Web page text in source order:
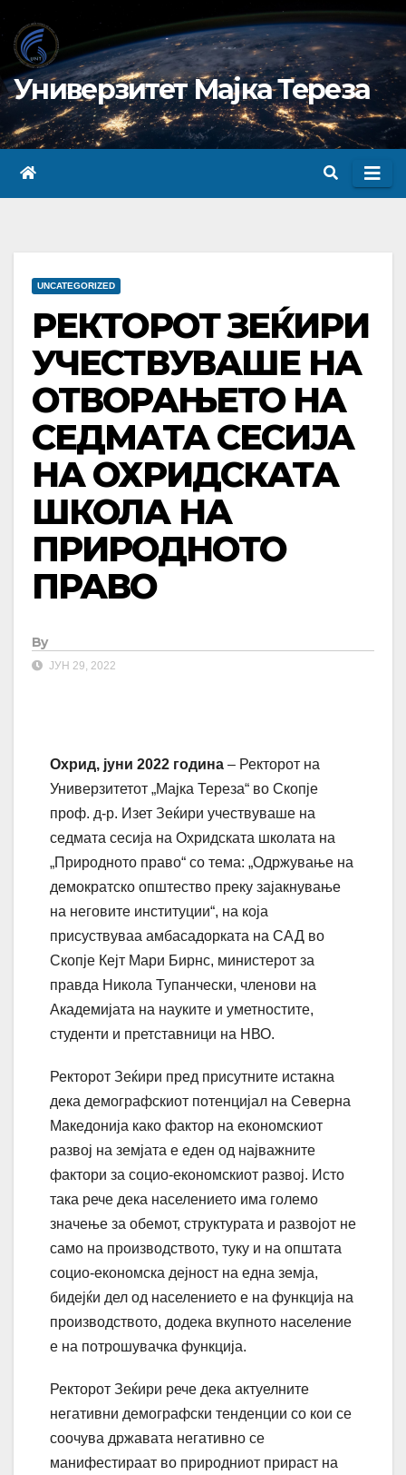
to
content
Универзитет Мајка Тереза
UNCATEGORIZED
РЕКТОРОТ ЗЕЌИРИ
УЧЕСТВУВАШЕ НА
ОТВОРАЊЕТО НА
СЕДМАТА СЕСИЈА
НА ОХРИДСКАТА
ШКОЛА НА
ПРИРОДНОТО
ПРАВО
By
ЈУН 29, 2022
Охрид, јуни 2022 година – Ректорот на
Универзитетот „Мајка Тереза“ во Скопје
проф. д-р. Изет Зеќири учествуваше на
седмата сесија на Охридската школата на
„Природното право“ со тема: „Одржување на
демократско општество преку зајакнување
на неговите институции“, на која
присуствуваа амбасадорката на САД во
Скопје Кејт Мари Бирнс, министерот за
правда Никола Тупанчески, членови на
Академијата на науките и уметностите,
студенти и претставници на НВО.
Ректорот Зеќири пред присутните истакна
дека демографскиот потенцијал на Северна
Македонија како фактор на економскиот
развој на земјата е еден од најважните
фактори за социо-економскиот развој. Исто
така рече дека населението има големо
значење за обемот, структурата и развојот не
само на производството, туку и на општата
социо-економска дејност на една земја,
бидејќи дел од населението е на функција на
производството, додека вкупното население
е на потрошувачка функција.
Ректорот Зеќири рече дека актуелните
негативни демографски тенденции со кои се
соочува државата негативно се
манифестираат во природниот прираст на